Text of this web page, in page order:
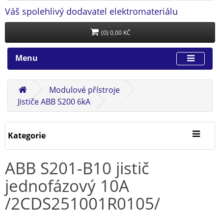
Váš spolehlivý dodavatel elektromateriálu
(0) 0,00 KČ
Menu
Modulové přístroje
Jističe ABB S200 6kA
Kategorie
ABB S201-B10 jistič
jednofázový 10A
/2CDS251001R0105/